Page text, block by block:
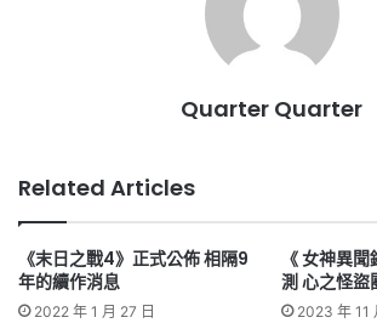
Quarter Quarter
Related Articles
《末日之戰4》正式公佈 相隔9
年的續作消息
2022 年 1 月 27 日
《 女神異
測 心之怪盜
2023 年 11